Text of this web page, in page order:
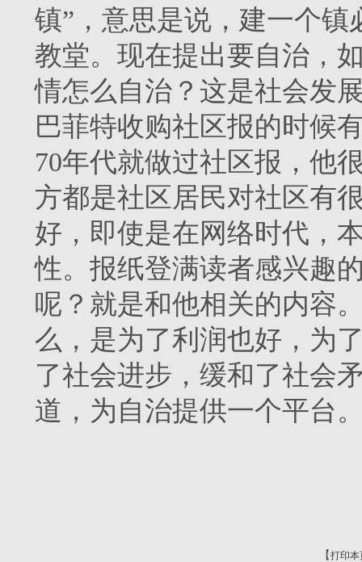
镇”，意思是说，建一个
教堂。现在提出要自治，
情怎么自治？这是社会发
巴菲特收购社区报的时候
70年代就做过社区报，他
方都是社区居民对社区有
好，即使是在网络时代，
性。报纸登满读者感兴趣
呢？就是和他相关的内容
么，是为了利润也好，为
了社会进步，缓和了社会
道，为自治提供一个平台
【 打印本